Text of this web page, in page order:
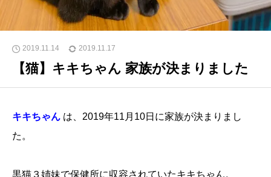
2019.11.14 2019.11.17
【猫】キキちゃん 家族が決まりました
キキちゃん は、2019年11月10日に家族が決まりまし
た。
黒猫３姉妹で保健所に収容されていたキキちゃん。